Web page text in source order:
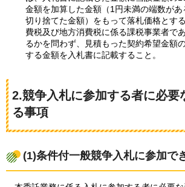
金額を加算した金額（1円未満の端数が
切り捨てた金額）をもって落札価格とす
費税及び地方消費税に係る課税事業者で
るかを問わず、見積もった契約希望金額
する金額を入札書に記載すること。
2.競争入札に参加する者に必要
る事項
(1)条件付一般競争入札に参加で